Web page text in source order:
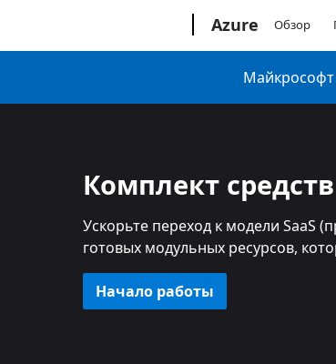
Azure Обзор
Майкрософт
Комплект
Ускорьте переход к модели SaaS
готовых модульных ресурсов,
Начало работы